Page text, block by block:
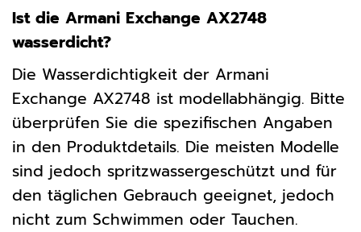
Ist die Armani Exchange AX2748
wasserdicht?
Die Wasserdichtigkeit der Armani
Exchange AX2748 ist modellabhängig. Bitte
überprüfen Sie die spezifischen Angaben
in den Produktdetails. Die meisten Modelle
sind jedoch spritzwassergeschützt und für
den täglichen Gebrauch geeignet, jedoch
nicht zum Schwimmen oder Tauchen.